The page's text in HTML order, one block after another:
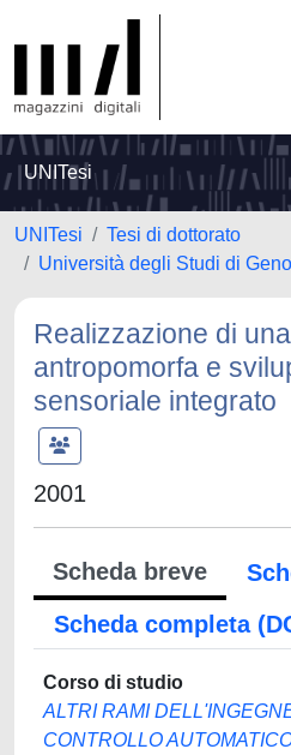
UNITesi
UNITesi
Tesi di dottorato
Università degli Studi di
Realizzazione di
antropomorfa e
sensoriale integrato
2001
Scheda breve
Scheda completa
Corso di studio
ALTRI RAMI
CONTROLLO